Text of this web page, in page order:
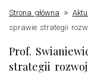
Strona główna »
sprawie strategii
Prof.
strategii